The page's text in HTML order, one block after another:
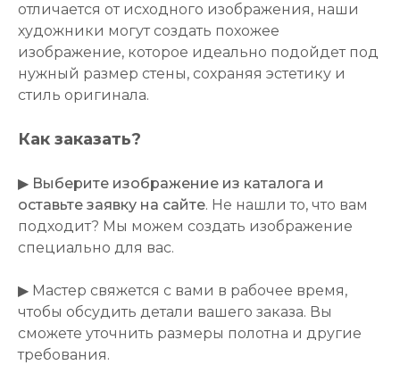
отличается от исходного изображения, наши
художники могут создать похожее
изображение, которое идеально подойдет под
нужный размер стены, сохраняя эстетику и
стиль оригинала.
Как заказать?
▶ Выберите изображение из каталога и
оставьте заявку на сайте. Не нашли то, что вам
подходит? Мы можем создать изображение
специально для вас.
▶ Мастер свяжется с вами в рабочее время,
чтобы обсудить детали вашего заказа. Вы
сможете уточнить размеры полотна и другие
требования.